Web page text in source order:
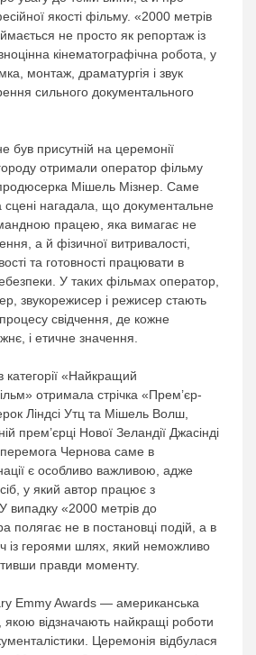
якості фільму. «2000 метрів
не просто як репортаж із
кінематографічна робота, у
монтаж, драматургія і звук
сильного документального
був присутній на церемонії
отримали оператор фільму
Мішель Мізнер. Саме
сцені нагадала, що документальне
працею, яка вимагає не
а й фізичної витривалості,
та готовності працювати в
У таких фільмах оператор,
звукорежисер і режисер стають
свідчення, де кожне
і етичне значення.
категорії «Найкращий
отримала стрічка «Прем’єр-
Ліндсі Утц та Мішель Волш,
прем’єрці Нової Зеландії Джасінді
Чернова саме в
є особливо важливою, адже
у який автор працює з
випадку «2000 метрів до
полягає не в постановці подій, а в
із героями шлях, який неможливо
правди моменту.
Emmy Awards — американська
якою відзначають найкращі роботи
Церемонія відбулася